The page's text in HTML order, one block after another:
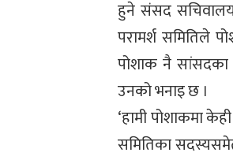
हुने संसद
परामर्श समितिले
पोशाक नै
उनको भनाइ छ ।
‘हामी पोशाकमा
समितिका